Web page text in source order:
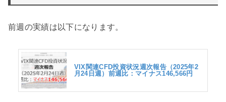
前週の実績は以下になります。
VIX関連CFD投資状況週次報告（2025年2
月24日週）前週比：マイナス146,566円